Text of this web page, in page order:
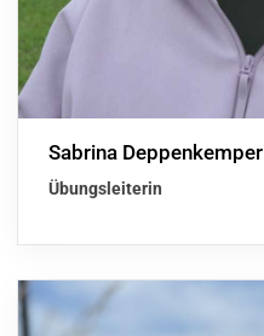
Sabrina Deppenkemper
Übungsleiterin